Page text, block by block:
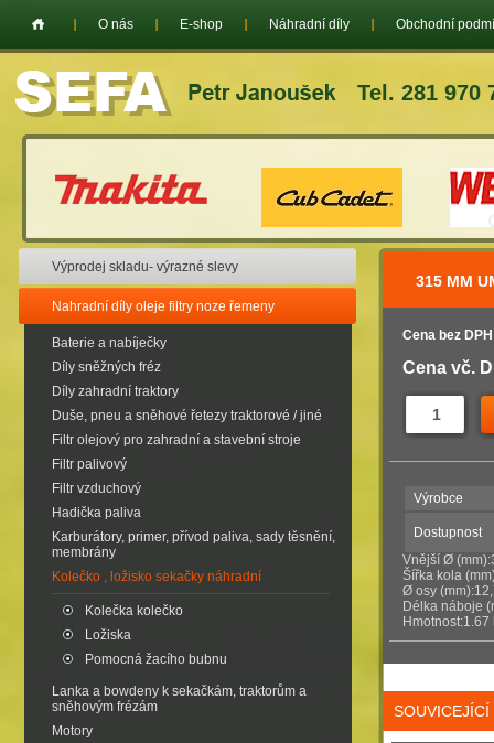
Tel. 281 970
O nás E-shop Náhradní díly Obchodní
Výprodej skladu- výrazné slevy
Nahradní díly oleje filtry noze řemeny
Baterie a nabíječky
Díly sněžných fréz
Díly zahradní traktory
Duše, pneu a sněhové řetezy traktorové / jiné
Filtr olejový pro zahradní a stavební stroje
Filtr palivový
Filtr vzduchový
Hadička paliva
Karburátory, primer, přívod paliva, sady těsnění,
membrány
Kolečko , ložisko sekačky náhradní
Kolečka kolečko
Ložiska
Pomocná žacího bubnu
Lanka a bowdeny k sekačkám, traktorům a
sněhovým frézám
Motory
315 MM
Cena bez
Cena vč.
Výrobce
Dostupnost
Vnější Ø
Šířka kola
Ø osy
Délka náboje
Hmotnost:1.67